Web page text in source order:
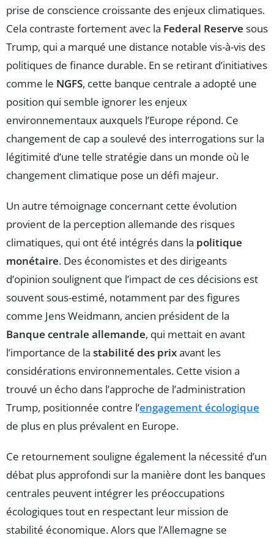
prise de conscience croissante des enjeux climatiques.
Cela contraste fortement avec la Federal Reserve sous
Trump, qui a marqué une distance notable vis-à-vis des
politiques de finance durable. En se retirant d’initiatives
comme le NGFS, cette banque centrale a adopté une
position qui semble ignorer les enjeux
environnementaux auxquels l’Europe répond. Ce
changement de cap a soulevé des interrogations sur la
légitimité d’une telle stratégie dans un monde où le
changement climatique pose un défi majeur.
Un autre témoignage concernant cette évolution
provient de la perception allemande des risques
climatiques, qui ont été intégrés dans la politique
monétaire. Des économistes et des dirigeants
d’opinion soulignent que l’impact de ces décisions est
souvent sous-estimé, notamment par des figures
comme Jens Weidmann, ancien président de la
Banque centrale allemande, qui mettait en avant
l’importance de la stabilité des prixavant les
considérations environnementales. Cette vision a
trouvé un écho dans l’approche de l’administration
Trump, positionnée contre l’engagement écologique
de plus en plus prévalent en Europe.
Ce retournement souligne également la nécessité d’un
débat plus approfondi sur la manière dont les banques
centrales peuvent intégrer les préoccupations
écologiques tout en respectant leur mission de
stabilité économique. Alors que l’Allemagne se